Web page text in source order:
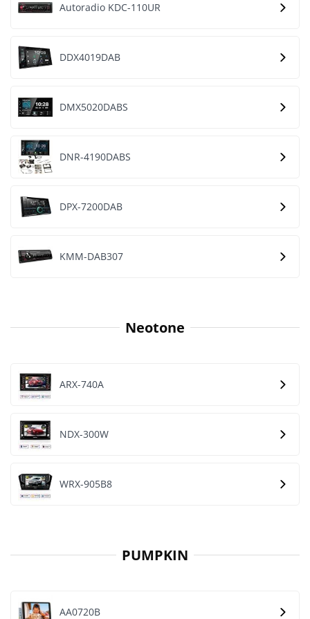
Autoradio KDC-110UR
DDX4019DAB
DMX5020DABS
DNR-4190DABS
DPX-7200DAB
KMM-DAB307
Neotone
ARX-740A
NDX-300W
WRX-905B8
PUMPKIN
AA0720B